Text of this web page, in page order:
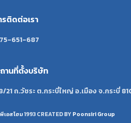
รติดต่อเรา
651-687
านที่ตั้งบริษัท
21 ถ.วัชระ ต.กระบี่ใหญ่ อ.เมือง จ.กระบี่
พีเอสโฮม1993 CREATED BYPoonsiri Group